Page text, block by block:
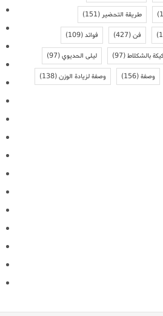
طريقة التحضير(151)
فن(427) فوائد(109)
بالشكلاط(97) ليلى الحديوي(97)
وصفة(156) وصفة لزيادة الوزن(138)